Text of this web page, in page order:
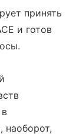
принять
и готов
наоборот,